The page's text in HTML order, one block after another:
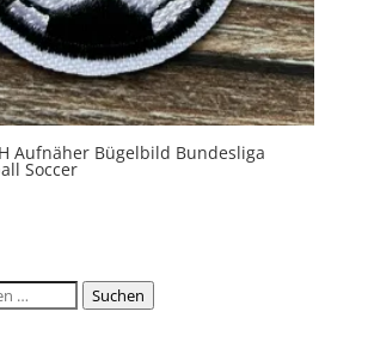
Aufnäher Bügelbild Bundesliga
Soccer
Suchen